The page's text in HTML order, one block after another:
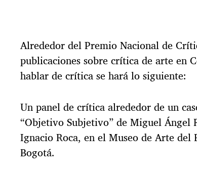
Alrededor del Premio Nacional de
publicaciones sobre crítica de arte en
hablar de crítica se hará lo siguiente:
Un panel de crítica alrededor de un
“Objetivo Subjetivo” de Miguel Ángel
Ignacio Roca, en el Museo de Arte del
Bogotá.